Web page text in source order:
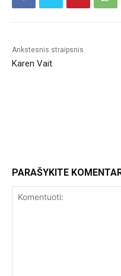
Ankstesnis straipsnis
Karen Vait
PARAŠYKITE